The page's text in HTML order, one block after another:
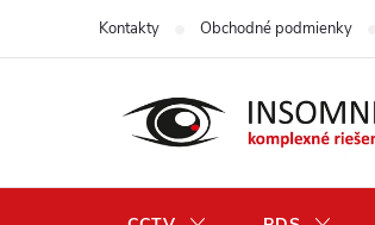
Kontakty Obchodné podmienky